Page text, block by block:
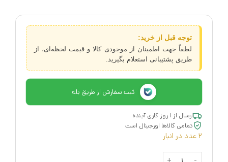
توجه قبل از خرید:
لطفاً جهت اطمینان از موجودی کالا و قیمت لحظه‌ای، از
طریق پشتیبانی استعلام بگیرید.
ثبت سفارش از طریق بله
ارسال از ۱ روز کاری آینده
تمامی کالاها اورجینال است
2 عدد در انبار
چراغ نفتی ایکیا VINTER 2018 عدد